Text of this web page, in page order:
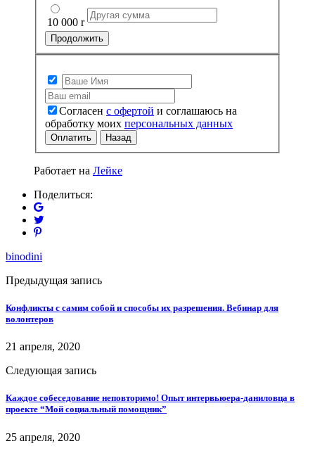
10 000 r
Продолжить
Согласен с офертой
обработку моих персональных данных
Оплатить Назад
Работает на Лейке
Поделиться:
binodini
Предыдущая запись
Конфликты с самим собой и способы их разрешения. Вебинар для
волонтеров
21 апреля, 2020
Следующая запись
Каждое собеседование неповторимо! Опыт интервьюера-даниловца в
проекте “Мой социальный помощник”
25 апреля, 2020